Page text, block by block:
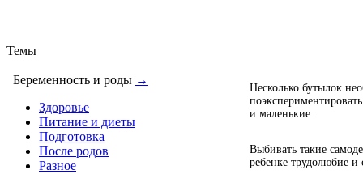
Темы
Беременность и роды →
Здоровье
Питание и диеты
Подготовка
После родов
Разное
Несколько бутылок
и маленькие.
Выбивать такие
ребенке трудолюбие и